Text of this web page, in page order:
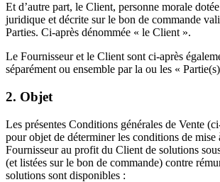
Et d’autre part, le Client, personne morale
juridique et décrite sur le bon de commande
Parties. Ci-après dénommée « le Client ».
Le Fournisseur et le Client sont ci-après
séparément ou ensemble par la ou les «
2. Objet
Les présentes Conditions générales de Vente
pour objet de déterminer les conditions de mise
Fournisseur au profit du Client de solutions
(et listées sur le bon de commande) contre
solutions sont disponibles :